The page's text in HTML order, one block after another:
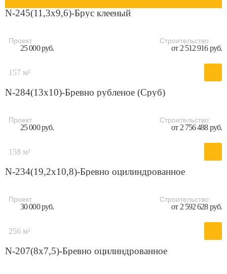
N-245(11,3x9,6)-Брус клееный
Проект
25 000 руб.
Строительство:
от 2 512 916 руб.
157 м²
N-284(13x10)-Бревно рубленое (Сруб)
Проект
25 000 руб.
Строительство:
от 2 756 488 руб.
158 м²
N-234(19,2x10,8)-Бревно оцилиндрованное
Проект
30 000 руб.
Строительство:
от 2 592 628 руб.
256 м²
N-207(8x7,5)-Бревно оцилиндрованное